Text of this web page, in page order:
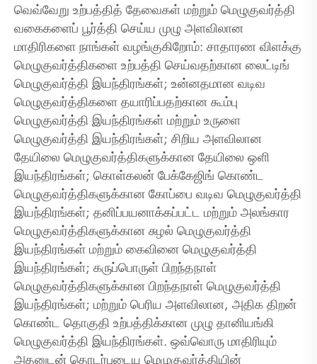
வெவ்வேறு உற்பத்தித் தேவைகள் மற்றும் மெழுகுவர்த்தி
வகைகளைப் பூர்த்தி செய்ய முழு அளவிலான
மாதிரிகளை நாங்கள் வழங்குகிறோம்: சாதாரண விளக்கு
மெழுகுவர்த்திகளை உற்பத்தி செய்வதற்கான லைட்டிங்
மெழுகுவர்த்தி இயந்திரங்கள்; உன்னதமான வடிவ
மெழுகுவர்த்திகளை தயாரிப்பதற்கான கூம்பு
மெழுகுவர்த்தி இயந்திரங்கள் மற்றும் உருளை
மெழுகுவர்த்தி இயந்திரங்கள்; சிறிய அளவிலான
தேயிலை மெழுகுவர்த்திகளுக்கான தேயிலை ஒளி
இயந்திரங்கள்; கொள்கலன் பேக்கேஜிங் கொண்ட
மெழுகுவர்த்திகளுக்கான கோப்பை வடிவ மெழுகுவர்த்தி
இயந்திரங்கள்; தனிப்பயனாக்கப்பட்ட மற்றும் அலங்கார
மெழுகுவர்த்திகளுக்கான சுழல் மெழுகுவர்த்தி
இயந்திரங்கள் மற்றும் கைவினை மெழுகுவர்த்தி
இயந்திரங்கள்; கருப்பொருள் பிறந்தநாள்
மெழுகுவர்த்திகளுக்கான பிறந்தநாள் மெழுகுவர்த்தி
இயந்திரங்கள்; மற்றும் பெரிய அளவிலான, அதிக திறன்
கொண்ட தொகுதி உற்பத்திக்கான முழு தானியங்கி
மெழுகுவர்த்தி இயந்திரங்கள். ஒவ்வொரு மாதிரியும்
அதனுடன் தொடர்புடைய மெழுகுவர்த்தியின்